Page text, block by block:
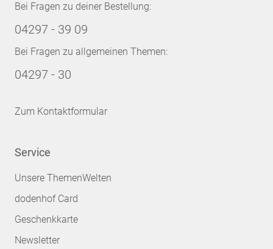
Bei Fragen zu deiner Bestellung:
04297 - 39 09
Bei Fragen zu allgemeinen Themen:
04297 - 30
Zum Kontaktformular
Service
Unsere ThemenWelten
dodenhof Card
Geschenkkarte
Newsletter